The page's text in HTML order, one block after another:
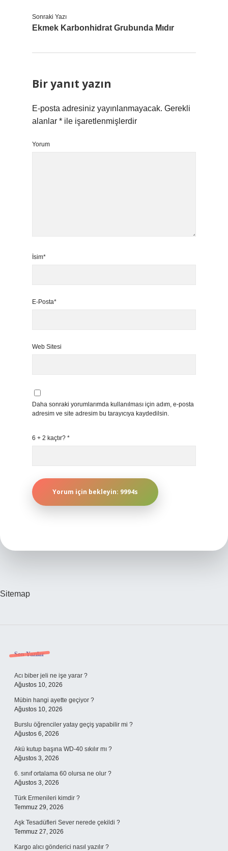
Sonraki Yazı
Ekmek Karbonhidrat Grubunda Mıdır
Bir yanıt yazın
E-posta adresiniz yayınlanmayacak. Gerekli
alanlar * ile işaretlenmişlerdir
Yorum
İsim*
E-Posta*
Web Sitesi
Daha sonraki yorumlarımda kullanılması için adım, e-posta
adresim ve site adresim bu tarayıcıya kaydedilsin.
6 + 2 kaçtır? *
Sitemap
Sidebar
Son Yazılar
Acı biber jeli ne işe yarar ?
Ağustos 10, 2026
Mübin hangi ayette geçiyor ?
Ağustos 10, 2026
Burslu öğrenciler yatay geçiş yapabilir mi ?
Ağustos 6, 2026
Akü kutup başına WD-40 sıkılır mı ?
Ağustos 3, 2026
6. sınıf ortalama 60 olursa ne olur ?
Ağustos 3, 2026
Türk Ermenileri kimdir ?
Temmuz 29, 2026
Aşk Tesadüfleri Sever nerede çekildi ?
Temmuz 27, 2026
Kargo alıcı gönderici nasıl yazılır ?